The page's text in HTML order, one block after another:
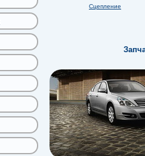
Сцепление